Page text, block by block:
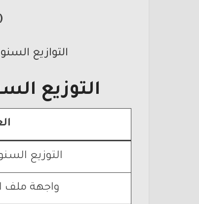
(
التوازيع
التوزيع
التوزيع
واجهة ملف